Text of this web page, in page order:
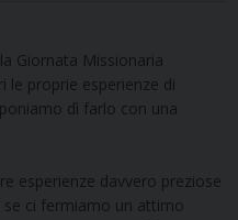
Giornata Missionaria
le proprie esperienze di
dì farlo con una
esperienze davvero preziose
se ci fermiamo un attimo